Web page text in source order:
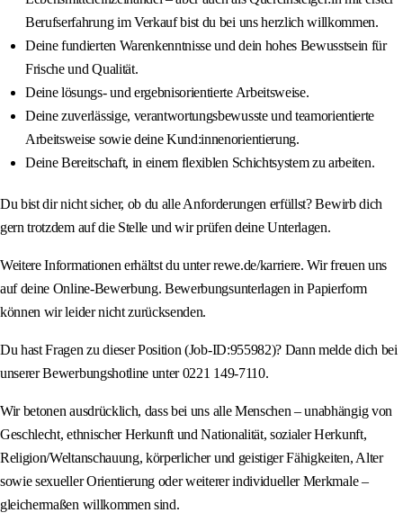
Berufserfahrung im Verkauf bist du bei uns herzlich willkommen.
Deine fundierten Warenkenntnisse und dein hohes Bewusstsein für
Frische und Qualität.
Deine lösungs‑ und ergebnisorientierte Arbeitsweise.
Deine zuverlässige, verantwortungsbewusste und teamorientierte
Arbeitsweise sowie deine Kund:innenorientierung.
Deine Bereitschaft, in einem flexiblen Schichtsystem zu arbeiten.
Du bist dir nicht sicher, ob du alle Anforderungen erfüllst? Bewirb dich
gern trotzdem auf die Stelle und wir prüfen deine Unterlagen.
Weitere Informationen erhältst du unter rewe.de/karriere. Wir freuen uns
auf deine Online‑Bewerbung. Bewerbungsunterlagen in Papierform
können wir leider nicht zurücksenden.
Du hast Fragen zu dieser Position (Job‑ID:955982)? Dann melde dich bei
unserer Bewerbungshotline unter 0221 149‑7110.
Wir betonen ausdrücklich, dass bei uns alle Menschen – unabhängig von
Geschlecht, ethnischer Herkunft und Nationalität, sozialer Herkunft,
Religion/Weltanschauung, körperlicher und geistiger Fähigkeiten, Alter
sowie sexueller Orientierung oder weiterer individueller Merkmale –
gleichermaßen willkommen sind.